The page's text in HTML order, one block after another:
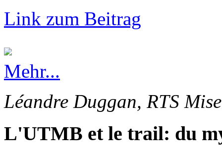
Link zum Beitrag
Mehr...
Léandre Duggan, RTS
L'UTMB et le trail: du